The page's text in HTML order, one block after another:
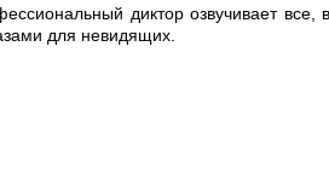
диктор озвучивает все,
для невидящих.